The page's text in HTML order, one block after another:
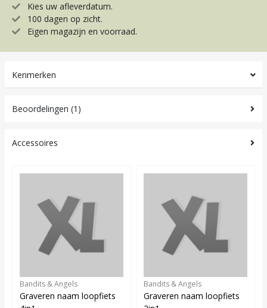
Kies uw afleverdatum.
100 dagen op zicht.
Eigen magazijn en voorraad.
Kenmerken
Beoordelingen (1)
Accessoires
Bandits & Angels
Graveren naam loopfiets
Bandits & Angels
Graveren naam loopfiets